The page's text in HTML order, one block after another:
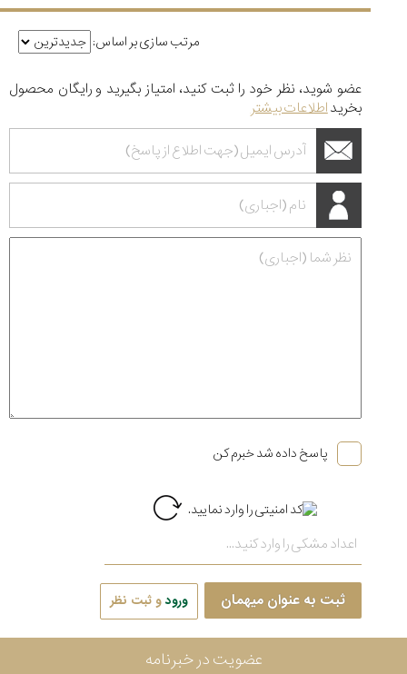
مرتب سازی بر اساس:
عضو شوید، نظر خود را ثبت کنید، امتیاز بگیرید و رایگان محصول
بخریداطلاعات بیشتر
پاسخ داده شد خبرم کن
ثبت به عنوان میهمان ورودو ثبت نظر
عضویت در خبرنامه